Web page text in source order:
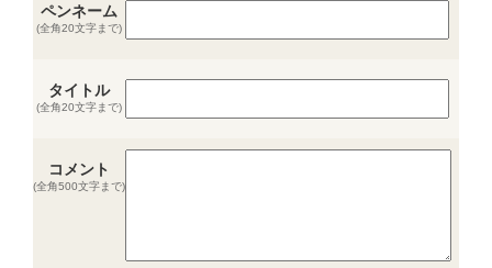
ペンネーム
(全角20文字まで)
タイトル
(全角20文字まで)
コメント
(全角500文字まで)